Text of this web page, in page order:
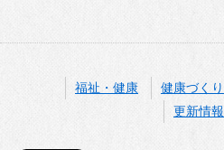
福祉・健康 健康づくり
更新情報